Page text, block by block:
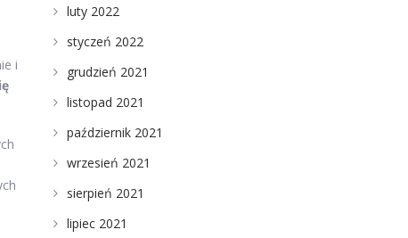
i
luty 2022
styczeń 2022
grudzień 2021
listopad 2021
październik 2021
wrzesień 2021
sierpień 2021
lipiec 2021